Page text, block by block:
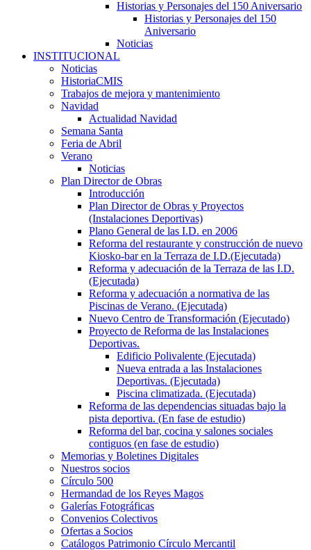
Historias y Personajes del 150 Aniversario
Historias y Personajes del 150
Aniversario
Noticias
INSTITUCIONAL
Noticias
HistoriaCMIS
Trabajos de mejora y mantenimiento
Navidad
Actualidad Navidad
Semana Santa
Feria de Abril
Verano
Noticias
Plan Director de Obras
Introducción
Plan Director de Obras y Proyectos
(Instalaciones Deportivas)
Plano General de las I.D. en 2006
Reforma del restaurante y construcción de nuevo
Kiosko-bar en la Terraza de I.D.(Ejecutada)
Reforma y adecuación de la Terraza de las I.D.
(Ejecutada)
Reforma y adecuación a normativa de las
Piscinas de Verano. (Ejecutada)
Nuevo Centro de Transformación (Ejecutado)
Proyecto de Reforma de las Instalaciones
Deportivas.
Edificio Polivalente (Ejecutada)
Nueva entrada a las Instalaciones
Deportivas. (Ejecutada)
Piscina climatizada. (Ejecutada)
Reforma de las dependencias situadas bajo la
pista deportiva. (En fase de estudio)
Reforma del bar, cocina y salones sociales
contiguos (en fase de estudio)
Memorias y Boletines Digitales
Nuestros socios
Círculo 500
Hermandad de los Reyes Magos
Galerías Fotográficas
Convenios Colectivos
Ofertas a Socios
Catálogos Patrimonio Círculo Mercantil